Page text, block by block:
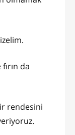
da
rendesini